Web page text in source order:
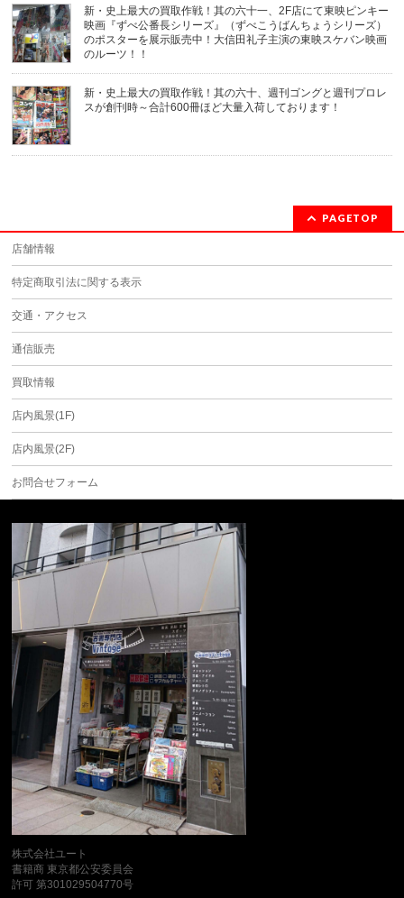
新・史上最大の買取作戦！其の六十一、2F店にて東映ピンキー
映画『ずべ公番長シリーズ』（ずべこうばんちょうシリーズ）
のポスターを展示販売中！大信田礼子主演の東映スケバン映画
のルーツ！！
新・史上最大の買取作戦！其の六十、週刊ゴングと週刊プロレ
スが創刊時～合計600冊ほど大量入荷しております！
PAGETOP
店舗情報
特定商取引法に関する表示
交通・アクセス
通信販売
買取情報
店内風景(1F)
店内風景(2F)
お問合せフォーム
株式会社ユート
書籍商 東京都公安委員会
許可 第301029504770号